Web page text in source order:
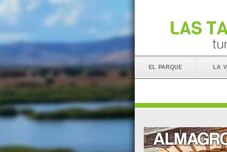
el parque la